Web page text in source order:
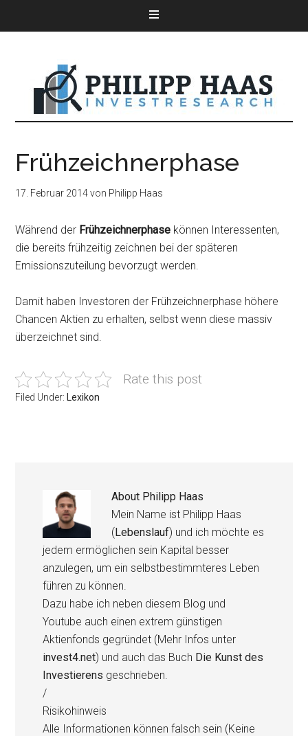
Frühzeichnerphase
17. Februar 2014von Philipp Haas
Während der Frühzeichnerphase können Interessenten,
die bereits frühzeitig zeichnen bei der späteren
Emissionszuteilung bevorzugt werden.
Damit haben Investoren der Frühzeichnerphase höhere
Chancen Aktien zu erhalten, selbst wenn diese massiv
überzeichnet sind.
Rate this post
Filed Under: Lexikon
About Philipp Haas
Mein Name ist Philipp Haas
(Lebenslauf) und ich möchte es
jedem ermöglichen sein Kapital besser
anzulegen, um ein selbstbestimmteres Leben
führen zu können.
Dazu habe ich neben diesem Blog und
Youtube auch einen extrem günstigen
Aktienfonds gegründet (Mehr Infos unter
invest4.net) und auch das Buch Die Kunst des
Investierens geschrieben.
/
Risikohinweis
Alle Informationen können falsch sein (Keine